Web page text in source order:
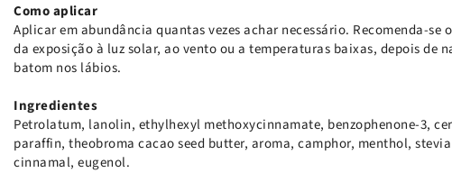
Como aplicar
Aplicar em abundância quantas vezes achar necessário. Recomenda-se
da exposição à luz solar, ao vento ou a temperaturas baixas, depois de
batom nos lábios.
Ingredientes
Petrolatum, lanolin, ethylhexyl methoxycinnamate, benzophenone-3,
paraffin, theobroma cacao seed butter, aroma, camphor, menthol,
cinnamal, eugenol.